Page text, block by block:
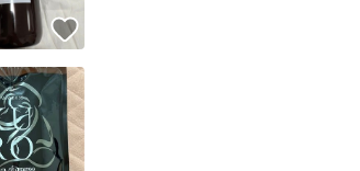
ーは高頻度で24時間以内に発送しています
ーは設定した発送日数内に発送しています